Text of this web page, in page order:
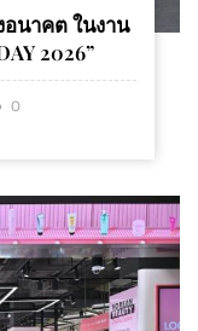
อนาคต ในงาน
2026”
0